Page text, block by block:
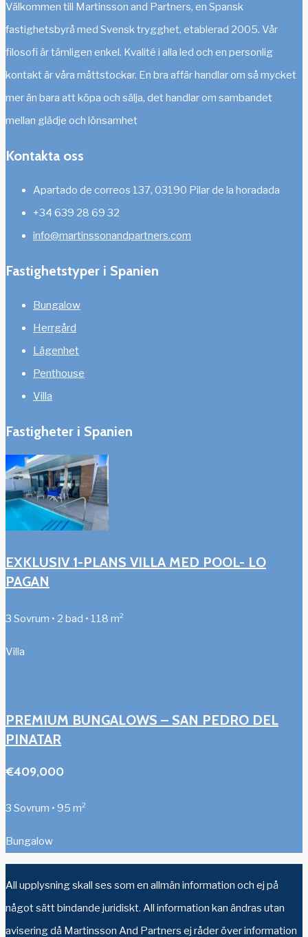
Välkommen till Martinsson and Partners, en Spansk
fastighetsbyrå med Svensk trygghet, etablerad 2005. Vår
filosofi är tämligen enkel. Kvalité i alla led och en personlig
kontakt är våra måttstockar. En bra affär handlar om så mycket
mer än bara att köpa och sälja, det handlar om sambandet
mellan glädje och lönsamhet
Kontakta oss
Apartado de correos 137, 03190 Pilar de la horadada
+34 639 28 69 32
info@martinssonandpartners.com
Fastighetstyper i Spanien
Bungalow
Herrgård
Lägenhet
Penthouse
Villa
Fastigheter i Spanien
EXKLUSIV 1-PLANS VILLA MED POOL- LO
PAGAN
3 Sovrum • 2 bad • 118 m²
Villa
PREMIUM BUNGALOWS – SAN PEDRO DEL
PINATAR
€409,000
3 Sovrum • 95 m²
Bungalow
All upplysning skall ses som en allmän information och ej på
något sätt bindande juridiskt. All information kan ändras utan
avisering då Martinsson And Partners ej råder över information